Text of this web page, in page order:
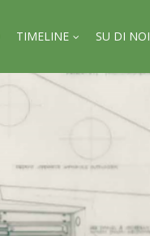
TIMELINE SU DI NOI